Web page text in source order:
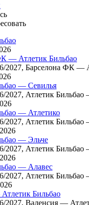
— Атлетик Бильбао
2027, Барселона ФК —
— Севилья
2027, Атлетик
— Атлетико
2027, Атлетик Бильбао
— Эльче
2027, Атлетик Бильбао
— Алавес
2027, Атлетик
Бильбао
2027, Валенсия —